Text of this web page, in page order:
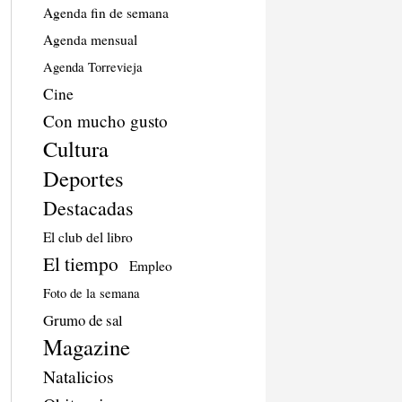
Agenda fin de semana
Agenda mensual
Agenda Torrevieja
Cine
Con mucho gusto
Cultura
Deportes
Destacadas
El club del libro
El tiempo Empleo
Foto de la semana
Grumo de sal
Magazine
Natalicios